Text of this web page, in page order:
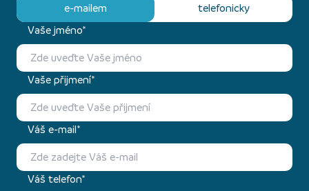
e-mailem
telefonicky
Vaše jméno*
Vaše přijmení*
Váš e-mail*
Váš telefon*